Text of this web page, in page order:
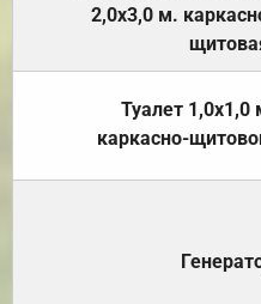
2,0х3,0 м.
Туалет 1,0х1,0
каркасно-